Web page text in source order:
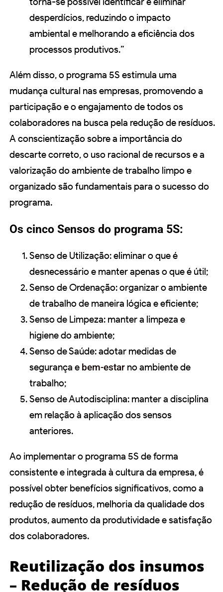
desperdícios, reduzindo o impacto
ambiental e melhorando a eficiência dos
processos produtivos.”
Além disso, o programa 5S estimula uma
mudança cultural nas empresas, promovendo a
participação e o engajamento de todos os
colaboradores na busca pela redução de resíduos.
A conscientização sobre a importância do
descarte correto, o uso racional de recursos e a
valorização do ambiente de trabalho limpo e
organizado são fundamentais para o sucesso do
programa.
Os cinco Sensos do programa 5S:
Senso de Utilização: eliminar o que é
desnecessário e manter apenas o que é útil;
Senso de Ordenação: organizar o ambiente
de trabalho de maneira lógica e eficiente;
Senso de Limpeza: manter a limpeza e
higiene do ambiente;
Senso de Saúde: adotar medidas de
segurança e bem-estar no ambiente de
trabalho;
Senso de Autodisciplina: manter a disciplina
em relação à aplicação dos sensos
anteriores.
Ao implementar o programa 5S de forma
consistente e integrada à cultura da empresa, é
possível obter benefícios significativos, como a
redução de resíduos, melhoria da qualidade dos
produtos, aumento da produtividade e satisfação
dos colaboradores.
Reutilização dos insumos
– Redução de resíduos